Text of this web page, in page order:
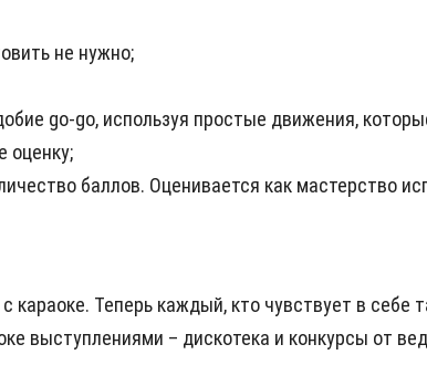
не нужно;
go-go, используя простые движения,
оценку;
баллов. Оценивается как мастерство
Теперь каждый, кто чувствует в себе
выступлениями – дискотека и конкурсы от